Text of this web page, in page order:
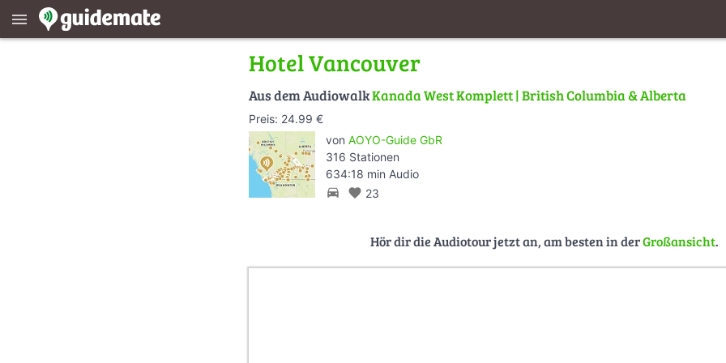
menu
Hotel Vancouver
Aus dem AudiowalkKanada West Komplett | British Columbia & Alberta
Preis: 24.99 €
von AOYO-Guide GbR
316 Stationen
634:18 min Audio
directions_car favorite 23
Hör dir die Audiotour jetzt an, am besten in derGroßansicht.